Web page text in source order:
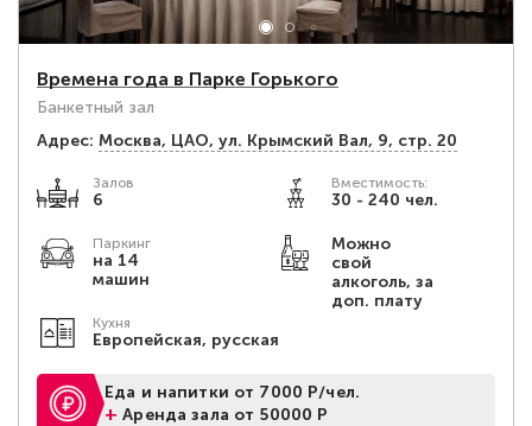
Времена года в Парке Горького
Банкетный зал
Адрес: Москва, ЦАО, ул. Крымский Вал, 9, стр. 20
Залов
6
Вместимость:
30 - 240 чел.
Паркинг
на 14
машин
Можно
свой
алкоголь, за
доп. плату
Кухня
Европейская, русская
Еда и напитки от 7000 Р/чел.
+Аренда зала от 50000 Р